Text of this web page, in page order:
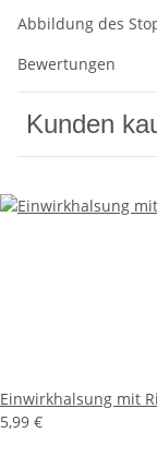
Abbildung des
Bewertungen
Kunden
Einwirkhalsung mit
5,99 €